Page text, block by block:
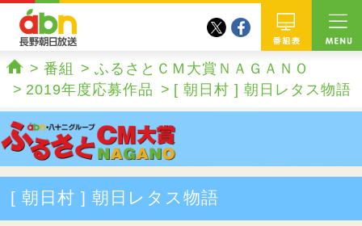
twitterfacebook
ホーム
番組
ふるさとＣＭ大賞ＮＡＧＡＮＯ
2019年度応募作品
[ 朝日村 ] 朝日レタス物語
[ 朝日村 ] 朝日レタス物語